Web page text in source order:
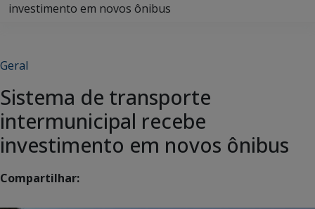
investimento em novos ônibus
Geral
Sistema de transporte
intermunicipal recebe
investimento em novos ônibus
Compartilhar: